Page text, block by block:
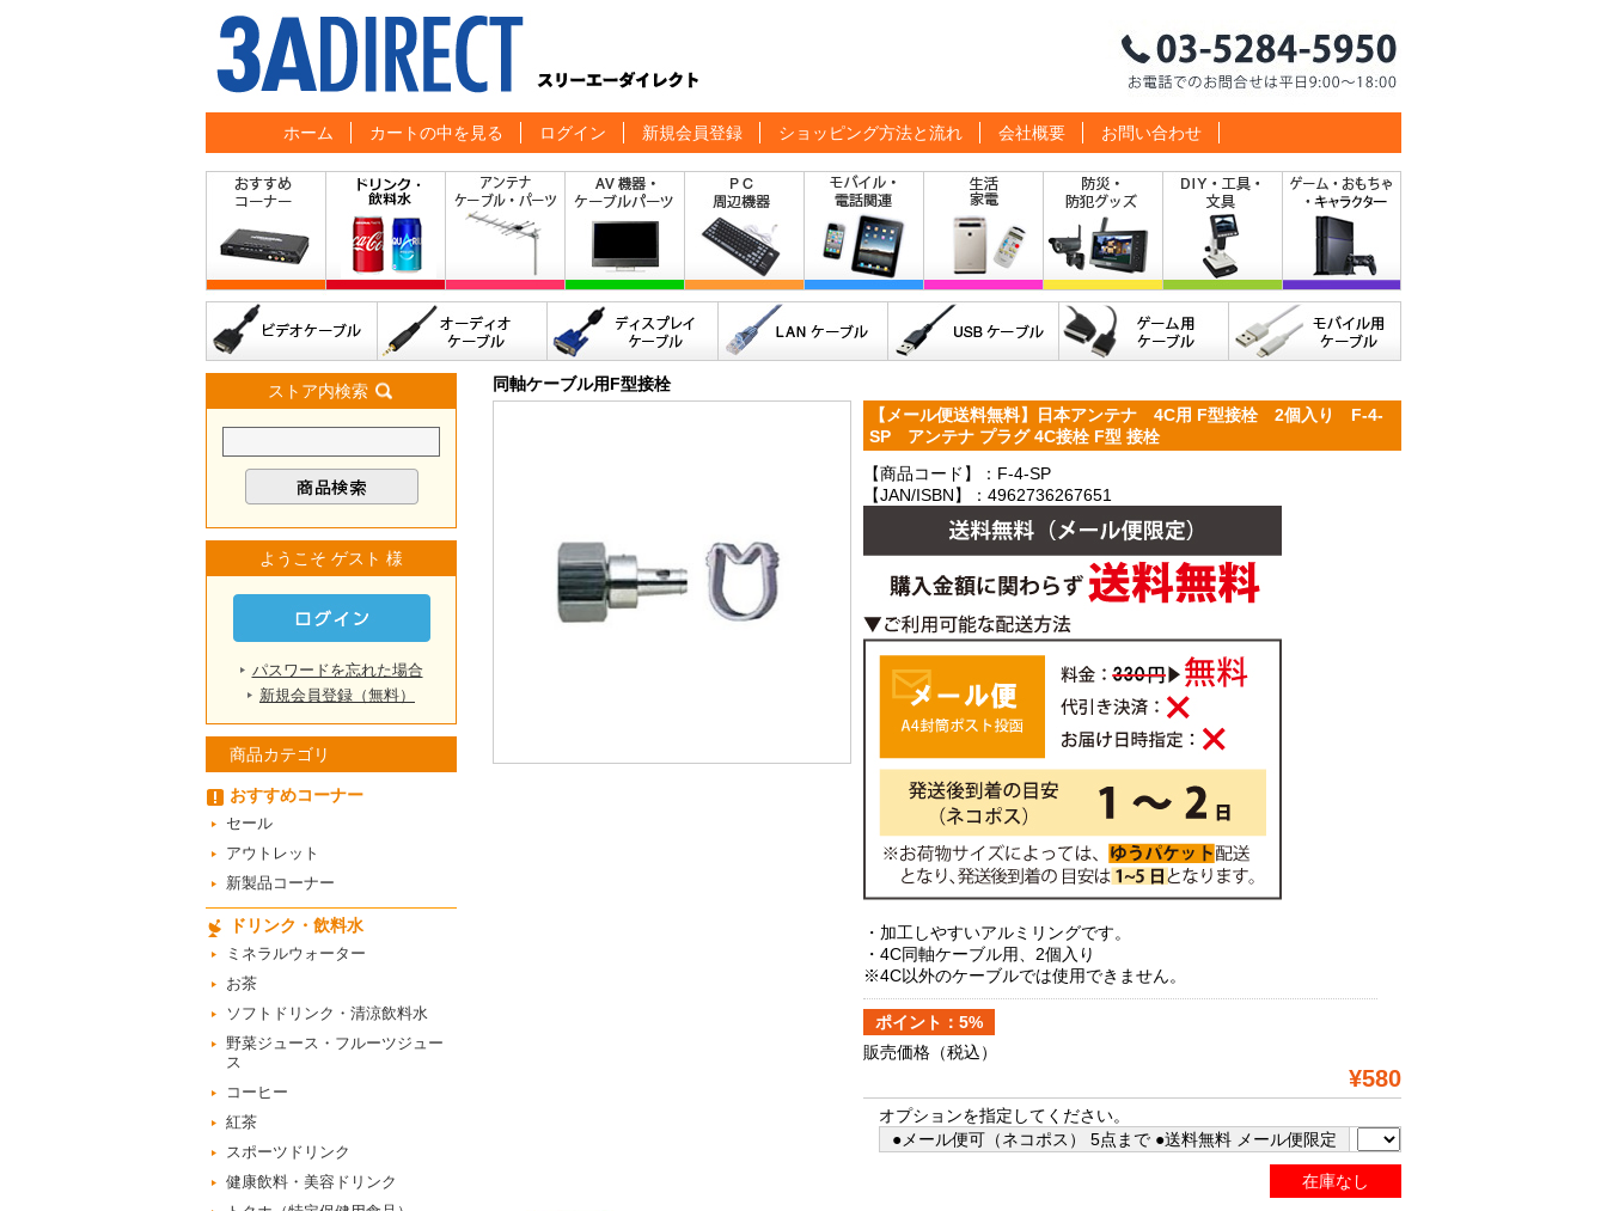
ホーム カートの中を見る ログイン 新規会員登録 ショッピング方法と流れ 会社概要 お問い合わせ
ストア内検索
ようこそ ゲスト 様
パスワードを忘れた場合
新規会員登録（無料）
商品カテゴリ
おすすめコーナー
セール
アウトレット
新製品コーナー
ドリンク・飲料水
ミネラルウォーター
お茶
ソフトドリンク・清涼飲料水
野菜ジュース・フルーツジュー
ス
コーヒー
紅茶
スポーツドリンク
健康飲料・美容ドリンク
同軸ケーブル用F型接栓
【メール便送料無料】日本アンテナ 4C用 F型接栓 2個入り F-4-
SP アンテナ プラグ 4C接栓 F型 接栓
【商品コード】：F-4-SP
【JAN/ISBN】：4962736267651
・加工しやすいアルミリングです。
・4C同軸ケーブル用、2個入り
※4C以外のケーブルでは使用できません。
ポイント：5%
販売価格 （税込）
¥580
オプションを指定してください。
●メール便可（ネコポス） 5点まで ●送料無料 メール便限定
在庫なし